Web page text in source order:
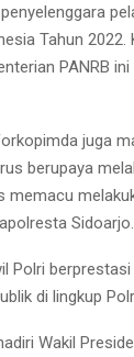
Tahun
PANRB
juga
berupaya
memacu
Sidoarjo.
berprestasi
di lingkup
Wakil